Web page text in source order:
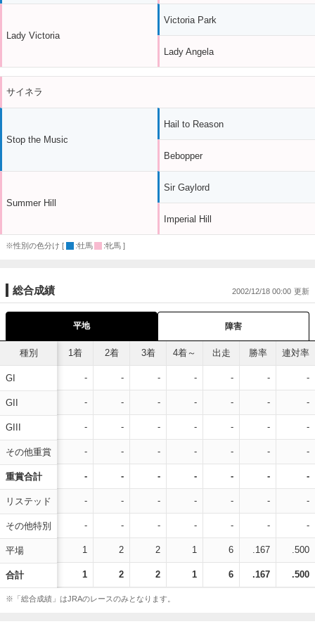
Lady Victoria
Victoria Park
Lady Angela
サイネラ
Stop the Music
Summer Hill
Hail to Reason
Bebopper
Sir Gaylord
Imperial Hill
※性別の色分け [ :牡馬 :牝馬 ]
総合成績 2002/12/18 00:00
平地 障害
種別
GI
GII
GIII
その他重賞
重賞合計
リステッド
その他特別
平場
合計
1着 2着 3着 4着～ 出走 勝率 連対率
- - - - - - -
- - - - - - -
- - - - - - -
- - - - - - -
- - - - - - -
- - - - - - -
- - - - - - -
1 2 2 1 6 .167 .500
1 2 2 1 6 .167 .500
※「総合成績」はJRAのレースのみとなります。